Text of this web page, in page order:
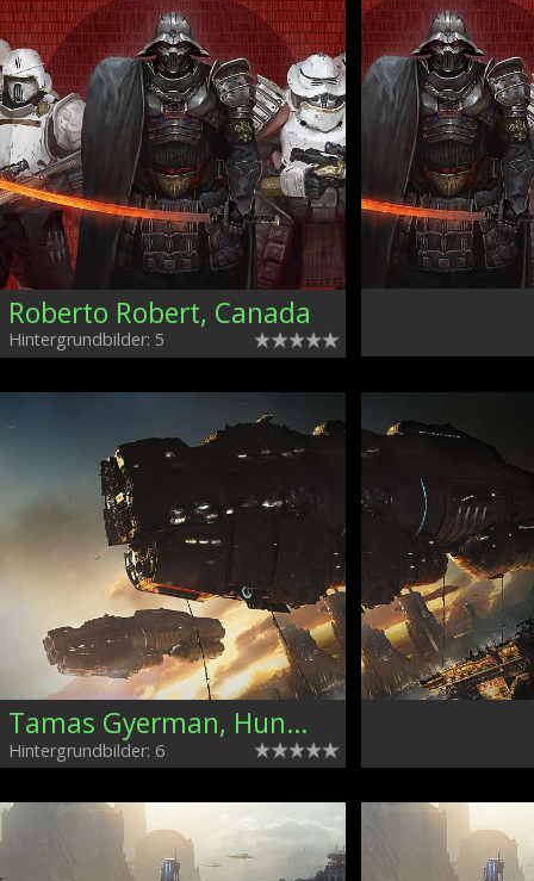
Roberto Robert, Canada
Hintergrundbilder: 5
Tamas Gyerman, Hungary
Hintergrundbilder: 6